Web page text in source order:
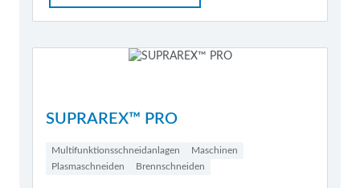
SUPRAREX™ PRO
Multifunktionsschneidanlagen
Maschinen
Plasmaschneiden
Brennschneiden